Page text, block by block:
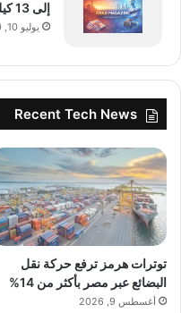
إلى 13 كيلو شهرياً بدون عمليات جراحية
يوليو 10, 2020
Recent Tech News
توترات هرمز ترفع حركة نقل
البضائع عبر مصر بأكثر من 14%
أغسطس 9, 2026